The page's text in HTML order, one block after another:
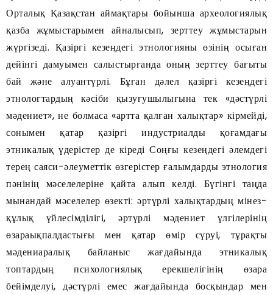
Орталық Қазақстан аймақтары бойынша археологиялық
қазба жұмыстарымен айналысып, зерттеу жұмыстарын
жүргізеді. Қазіргі кезеңдегі этнологияны өзінің осыған
дейінгі дамуымен салыстырғанда оның зерттеу бағыты
бай және алуантүрлі. Бұған дәлел қазіргі кезеңдегі
этнологтардың кәсіби қызуғушылығына тек «дәстүрлі
мәдениет», не болмаса «артта қалған халықтар» кірмейді,
сонымен қатар қазіргі индустриалды қоғамдағы
этникалық үдерістер де кіреді Соңғы кезеңдегі әлемдегі
терең саяси-әлеуметтік өзгерістер ғалымдарды этнология
пәнінің мәселелеріне қайта алып келді. Бүгінгі таңда
мынандай мәселелер өзекті: әртүрлі халықтардың мінез-
құлық үйлесімділігі, әртүрлі мәдениет үлгілерінің
өзараықпалдастығы мен қатар өмір сүруі, тұрақты
мәдениаралық байланыс жағдайында этникалық
топтардың психологиялық ерекшелігінің өзара
бейімделуі, дәстүрлі емес жағдайында босқындар мен